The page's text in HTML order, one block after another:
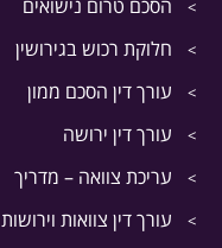
הסכם טרום נישואים
חלוקת רכוש בגירושין
עורך דין הסכם ממון
עורך דין ירושה
עריכת צוואה – מדריך
עורך דין צוואות וירושות